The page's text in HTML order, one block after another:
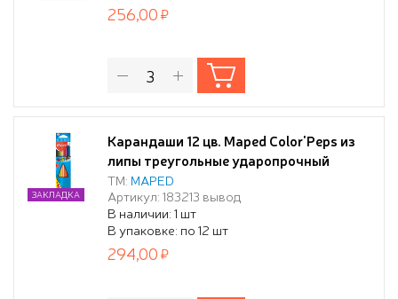
256,00
Карандаши 12 цв. Maped Color'Peps из
липы треугольные ударопрочный
грифель + точилка
ТМ: MAPED
Артикул: 183213 вывод
В наличии: 1 шт
В упаковке: по 12 шт
ЗАКЛАДКА
294,00